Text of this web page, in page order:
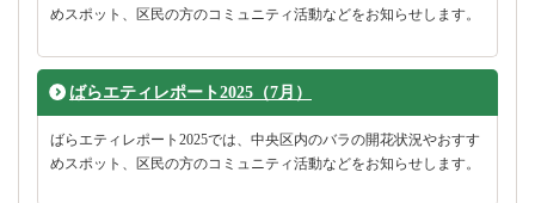
めスポット、区民の方のコミュニティ活動などをお知らせします。
ばらエティレポート2025（7月）
ばらエティレポート2025では、中央区内のバラの開花状況やおすす
めスポット、区民の方のコミュニティ活動などをお知らせします。